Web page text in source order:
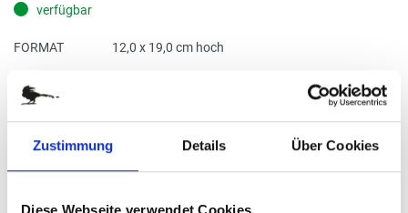
Zustimmung Details Über Cookies
verfügbar
FORMAT 12,0 x 19,0 cm hoch
KUVERT